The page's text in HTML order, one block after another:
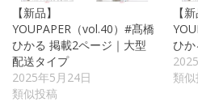
【新品】
YOUPAPER（vol.40）#髙橋
ひかる 掲載2ページ｜大型
配送タイプ
2025年5月24日
類似投稿
【
ひ
類